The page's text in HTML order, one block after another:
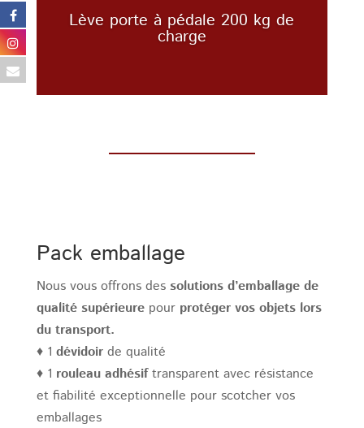
Lève porte à pédale 200 kg de
charge
Pack emballage
Nous vous offrons des solutions d’emballage de
qualité supérieurepour protéger vos objets lors
du transport.
♦ 1 dévidoirde qualité
♦ 1 rouleau adhésiftransparent avec résistance
et fiabilité exceptionnelle pour scotcher vos
emballages